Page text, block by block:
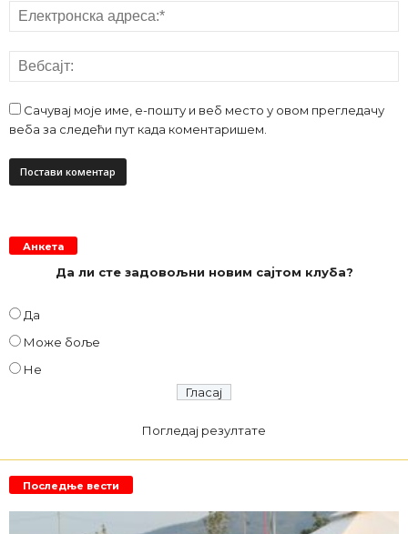
Сачувај моје име, е-пошту и веб место у овом прегледачу
веба за следећи пут када коментаришем.
Анкета
Да ли сте задовољни новим сајтом клуба?
Да
Може боље
Не
Погледај резултате
Последње вести